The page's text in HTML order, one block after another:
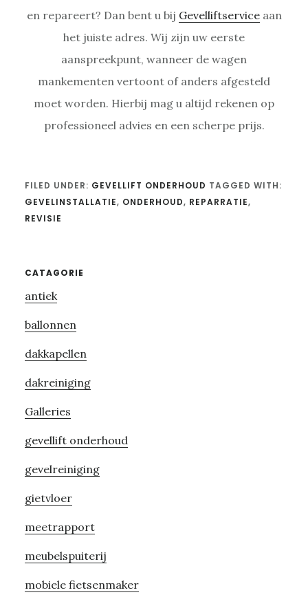
en repareert? Dan bent u bij Gevelliftserviceaan
het juiste adres. Wij zijn uw eerste
aanspreekpunt, wanneer de wagen
mankementen vertoont of anders afgesteld
moet worden. Hierbij mag u altijd rekenen op
professioneel advies en een scherpe prijs.
FILED UNDER: GEVELLIFT ONDERHOUD TAGGED WITH:
GEVELINSTALLATIE, ONDERHOUD, REPARRATIE,
REVISIE
Primary
Sidebar
CATAGORIE
antiek
ballonnen
dakkapellen
dakreiniging
Galleries
gevellift onderhoud
gevelreiniging
gietvloer
meetrapport
meubelspuiterij
mobiele fietsenmaker